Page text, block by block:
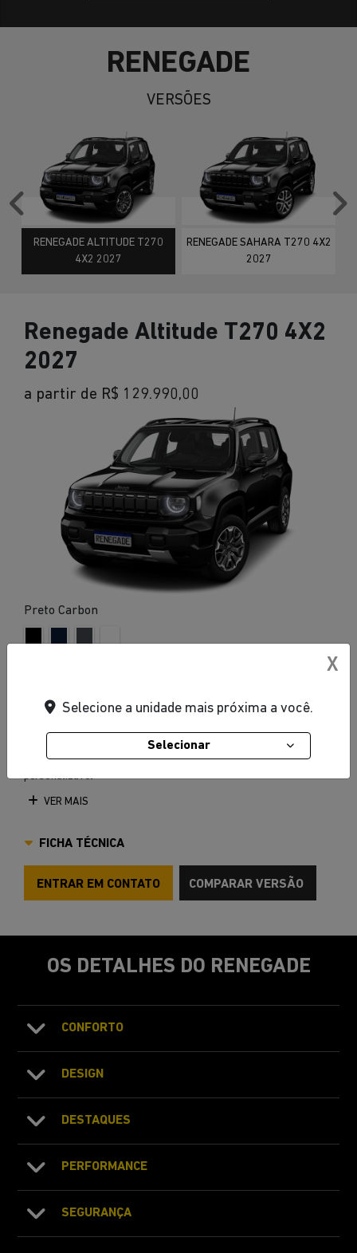
RENEGADE
VERSÕES
RENEGADE ALTITUDE T270
4X2 2027
RENEGADE SAHARA T270 4X2
2027
Anterior
Renegade Altitude T270 4X2
2027
a partir de R$ 129.990,00
Preto Carbon
Para-sol Iluminado
Porta-luvas iluminado
Quadro de instrumentos de alta resolução TFT de 7",
personalizável
VER MAIS
FICHA TÉCNICA
ENTRAR EM CONTATO COMPARAR VERSÃO
OS DETALHES DO RENEGADE
CONFORTO
DESIGN
DESTAQUES
PERFORMANCE
SEGURANÇA
X
Selecione a unidade mais próxima a você.
Selecionar